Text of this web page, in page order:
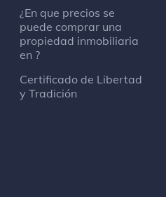
¿En que precios se
puede comprar una
propiedad inmobiliaria
en ?
Certificado de Libertad
y Tradición